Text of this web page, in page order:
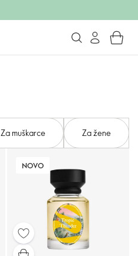
Za muškarce
Za žene
NOVO